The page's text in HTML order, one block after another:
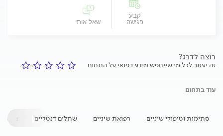
קבע
פגישה
שאל אותי
רוצה לדרג?
זה יעזור לכל מי שייחפש מידע רפואי על התחום
עוד בתחום
סתימות וטיפולי שיניים רפואת שיניים שתלים דנטליים